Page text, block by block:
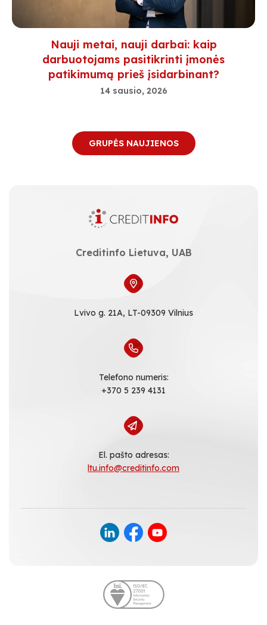
Nauji metai, nauji darbai: kaip
darbuotojams pasitikrinti įmonės
patikimumą prieš įsidarbinant?
14 sausio, 2026
GRUPĖS NAUJIENOS
Creditinfo Lietuva, UAB
Lvivo g. 21A, LT-09309 Vilnius
Telefono numeris:
+370 5 239 4131
El. pašto adresas:
ltu.info@creditinfo.com